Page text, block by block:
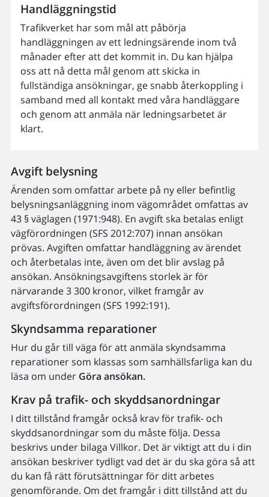
Handläggningstid
Trafikverket har som mål att påbörja
handläggningen av ett ledningsärende inom två
månader efter att det kommit in. Du kan hjälpa
oss att nå detta mål genom att skicka in
fullständiga ansökningar, ge snabb återkoppling i
samband med all kontakt med våra handläggare
och genom att anmäla när ledningsarbetet är
klart.
Avgift belysning
Ärenden som omfattar arbete på ny eller befintlig
belysningsanläggning inom vägområdet omfattas av
43 § väglagen (1971:948). En avgift ska betalas enligt
vägförordningen (SFS 2012:707) innan ansökan
prövas. Avgiften omfattar handläggning av ärendet
och återbetalas inte, även om det blir avslag på
ansökan. Ansökningsavgiftens storlek är för
närvarande 3 300 kronor, vilket framgår av
avgiftsförordningen (SFS 1992:191).
Skyndsamma reparationer
Hur du går till väga för att anmäla skyndsamma
reparationer som klassas som samhällsfarliga kan du
läsa om under Göra ansökan.
Krav på trafik- och skyddsanordningar
I ditt tillstånd framgår också krav för trafik- och
skyddsanordningar som du måste följa. Dessa
beskrivs under bilaga Villkor. Det är viktigt att du i din
ansökan beskriver tydligt vad det är du ska göra så att
du kan få rätt förutsättningar för ditt arbetes
genomförande. Om det framgår i ditt tillstånd att du